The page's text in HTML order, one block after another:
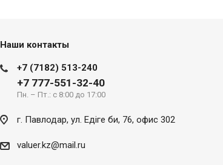
Наши контакты
+7 (7182) 513-240
+7 777-551-32-40
Пн. – Пт.: с 8:00 до 17:00
г. Павлодар, ул. Eдіге би, 76, офис 302
valuer.kz@mail.ru